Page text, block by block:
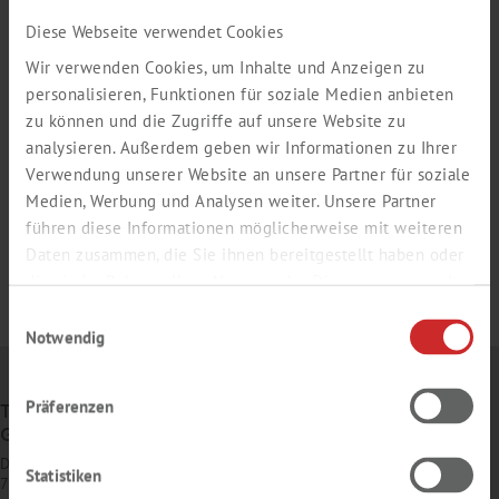
Diese Webseite verwendet Cookies
Wir verwenden Cookies, um Inhalte und Anzeigen zu
personalisieren, Funktionen für soziale Medien anbieten
zu können und die Zugriffe auf unsere Website zu
analysieren. Außerdem geben wir Informationen zu Ihrer
Verwendung unserer Website an unsere Partner für soziale
Medien, Werbung und Analysen weiter. Unsere Partner
führen diese Informationen möglicherweise mit weiteren
Daten zusammen, die Sie ihnen bereitgestellt haben oder
die sie im Rahmen Ihrer Nutzung der Dienste gesammelt
Notwendig
Präferenzen
Statistiken
TH. GEYER
GMBH & CO. KG
Dornierstr. 4–6
71272 Renningen